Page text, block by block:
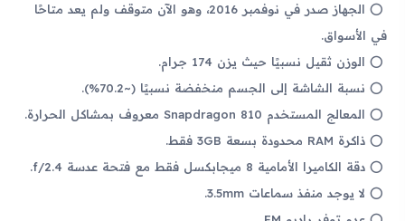
الجهاز صدر في نوفمبر 2016، وهو الآن متوقف ولم يعد متاحًا
في الأسواق.
الوزن ثقيل نسبيًا حيث يزن 174 جرام.
نسبة الشاشة إلى الجسم منخفضة نسبيًا (~70.2%).
المعالج المستخدم Snapdragon 810 معروف بمشاكل الحرارة.
ذاكرة RAM محدودة بسعة 3GB فقط.
دقة الكاميرا الأمامية 8 ميجابكسل فقط مع فتحة عدسة f/2.4.
لا يوجد منفذ سماعات 3.5mm.